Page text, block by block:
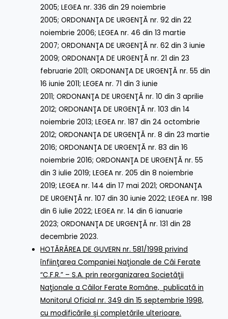
2005;LEGEA nr. 336 din 29 noiembrie
2005;ORDONANŢA DE URGENŢĂ nr. 92 din 22
noiembrie 2006;LEGEA nr. 46 din 13 martie
2007;ORDONANŢA DE URGENŢĂ nr. 62 din 3 iunie
2009;ORDONANŢA DE URGENŢĂ nr. 21 din 23
februarie 2011;ORDONANŢA DE URGENŢĂ nr. 55 din
16 iunie 2011;LEGEA nr. 71 din 3 iunie
2011;ORDONANŢA DE URGENŢĂ nr. 10 din 3 aprilie
2012;ORDONANŢA DE URGENŢĂ nr. 103 din 14
noiembrie 2013;LEGEA nr. 187 din 24 octombrie
2012;ORDONANŢA DE URGENŢĂ nr. 8 din 23 martie
2016;ORDONANŢA DE URGENŢĂ nr. 83 din 16
noiembrie 2016;ORDONANŢA DE URGENŢĂ nr. 55
din 3 iulie 2019;LEGEA nr. 205 din 8 noiembrie
2019;LEGEA nr. 144 din 17 mai 2021;ORDONANŢA
DE URGENŢĂ nr. 107 din 30 iunie 2022;LEGEA nr. 198
din 6 iulie 2022;LEGEA nr. 14 din 6 ianuarie
2023;ORDONANŢA DE URGENŢĂ nr. 131 din 28
decembrie 2023.
HOTĂRÂREA DE GUVERN nr. 581/1998 privind
înfiinţarea Companiei Naţionale de Căi Ferate
“C.F.R.” – S.A. prin reorganizarea Societăţii
Naţionale a Căilor Ferate Române, publicată in
Monitorul Oficial nr. 349 din 15 septembrie 1998,
cu modificările și completările ulterioare.